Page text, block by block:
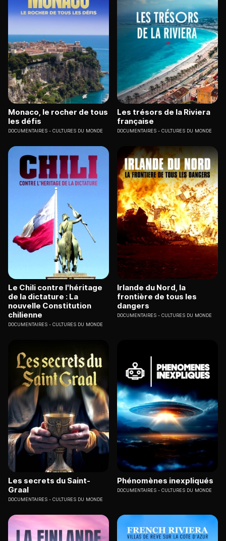
Monaco, le rocher de tous
les défis
DOCUMENTAIRES CULTURES DU MONDE
Les trésors de la Riviera
française
DOCUMENTAIRES CULTURES DU MONDE
Le Chili contre l'héritage
de la dictature : La
nouvelle Constitution
chilienne
DOCUMENTAIRES CULTURES DU MONDE
Irlande du Nord, la
frontière de tous les
dangers
DOCUMENTAIRES CULTURES DU MONDE
Les secrets du Saint-
Graal
DOCUMENTAIRES CULTURES DU MONDE
Phénomènes inexpliqués
DOCUMENTAIRES CULTURES DU MONDE